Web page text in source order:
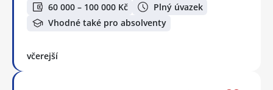
60 000 – 100 000 Kč
Plný úvazek
Vhodné také pro absolventy
včerejší